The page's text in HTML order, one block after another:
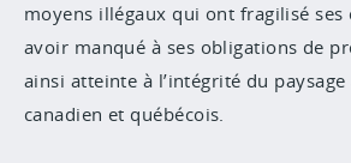
moyens illégaux qui ont fragilisé ses
avoir manqué à ses obligations de
ainsi atteinte à l’intégrité du
canadien et québécois.